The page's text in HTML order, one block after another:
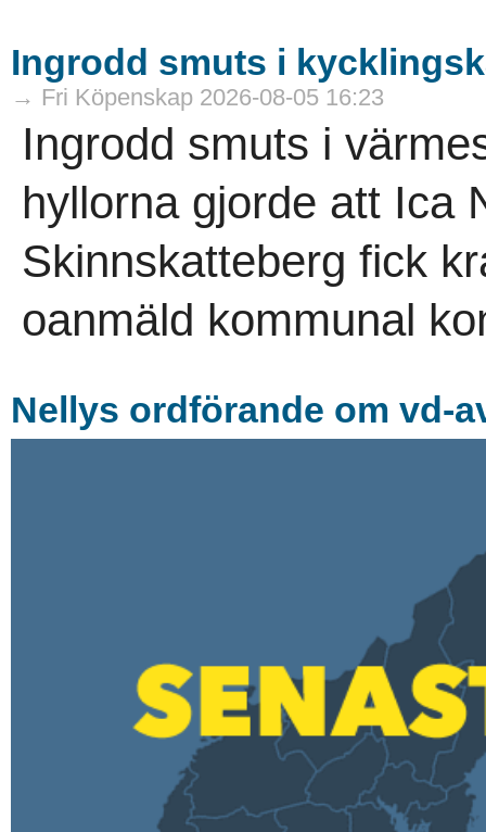
Ingrodd smuts i
→ Fri Köpenskap 2026-08-05 16:23
Ingrodd smuts i
hyllorna gjorde att Ica
Skinnskatteberg fick
oanmäld kommunal
Nellys ordförande om vd-